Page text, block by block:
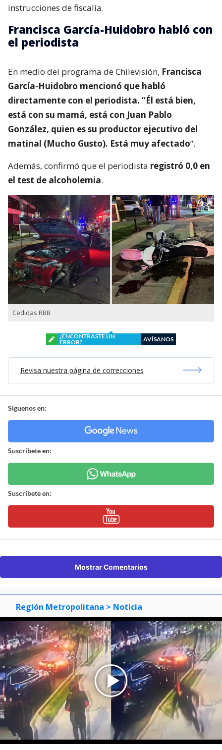
instrucciones de fiscalía.
Francisca García-Huidobro habló con
el periodista
En medio del programa de Chilevisión, Francisca
García-Huidobro mencionó que habló
directamente con el periodista. “Él está bien,
está con su mamá, está con Juan Pablo
González, quien es su productor ejecutivo del
matinal (Mucho Gusto). Está muy afectado”.
Además, confirmó que el periodista registró 0,0 en
el test de alcoholemia.
Cedidas RBB
¿ENCONTRASTE UN
ERROR?
AVÍSANOS
Revisa nuestra página de correcciones
Síguenos en:
Suscríbete en:
Suscríbete en:
Mostrar Comentarios
Región Metropolitana > Noticia